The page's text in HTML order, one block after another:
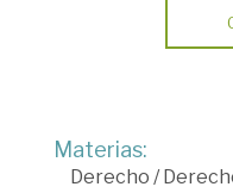
Materias:
Derecho /